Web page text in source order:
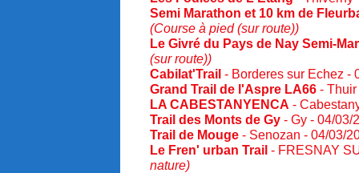
Semi Marathon et 10 km de
(Course à pied (sur route))
Le Givré du Pays de Nay Semi-
(sur route))
Cabilat'Trail - Borderes sur Echez -
Grand Trail de l'Aspre LA66 -
LA CABESTANYENCA -
Trail des Monts de Gy - Gy - 04/03/
Trail de Mouge - Senozan - 04/03/
Le Fren' urban Trail - FRESNAY
nature)